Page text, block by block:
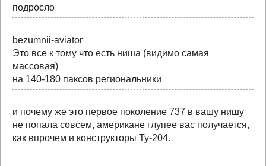
подросло
bezumnii-aviator
Это все к тому что есть ниша (видимо самая
массовая)
на 140-180 паксов региональники
и почему же это первое поколение 737 в вашу нишу
не попала совсем, американе глупее вас получается,
как впрочем и конструкторы Ту-204.